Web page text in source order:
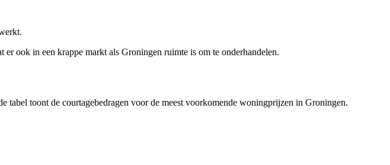
er ook in een krappe markt als Groningen ruimte is om te onderhandelen.
tabel toont de courtagebedragen voor de meest voorkomende woningprijzen in Groningen.